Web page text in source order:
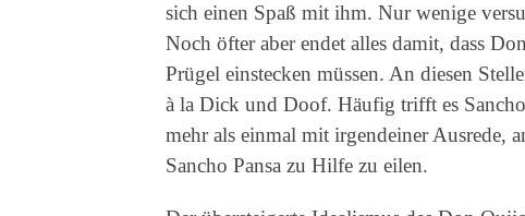
sich einen Spaß mit ihm. Nur wenige
Noch öfter aber endet alles damit, dass
Prügel einstecken müssen. An diesen
à la Dick und Doof. Häufig trifft es
mehr als einmal mit irgendeiner Ausrede,
Sancho Pansa zu Hilfe zu eilen.